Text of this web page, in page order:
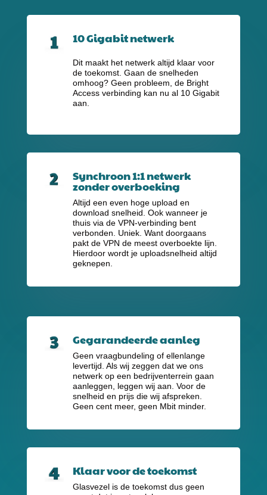
10 Gigabit netwerk
Dit maakt het netwerk altijd klaar voor
de toekomst. Gaan de snelheden
omhoog? Geen probleem, de Bright
Access verbinding kan nu al 10 Gigabit
aan.
Synchroon 1:1 netwerk
zonder overboeking
Altijd een even hoge upload en
download snelheid. Ook wanneer je
thuis via de VPN-verbinding bent
verbonden. Uniek. Want doorgaans
pakt de VPN de meest overboekte lijn.
Hierdoor wordt je uploadsnelheid altijd
geknepen.
Gegarandeerde aanleg
Geen vraagbundeling of ellenlange
levertijd. Als wij zeggen dat we ons
netwerk op een bedrijventerrein gaan
aanleggen, leggen wij aan. Voor de
snelheid en prijs die wij afspreken.
Geen cent meer, geen Mbit minder.
Klaar voor de toekomst
Glasvezel is de toekomst dus geen